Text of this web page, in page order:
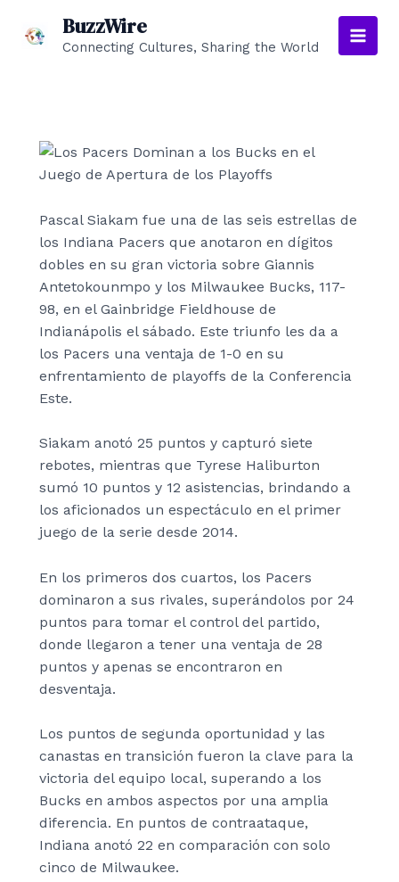
contenido
BuzzWire
Connecting Cultures, Sharing the World
Main
Pascal Siakam fue una de las seis estrellas de
los Indiana Pacers que anotaron en dígitos
dobles en su gran victoria sobre Giannis
Antetokounmpo y los Milwaukee Bucks, 117-
98, en el Gainbridge Fieldhouse de
Indianápolis el sábado. Este triunfo les da a
los Pacers una ventaja de 1-0 en su
enfrentamiento de playoffs de la Conferencia
Este.
Siakam anotó 25 puntos y capturó siete
rebotes, mientras que Tyrese Haliburton
sumó 10 puntos y 12 asistencias, brindando a
los aficionados un espectáculo en el primer
juego de la serie desde 2014.
En los primeros dos cuartos, los Pacers
dominaron a sus rivales, superándolos por 24
puntos para tomar el control del partido,
donde llegaron a tener una ventaja de 28
puntos y apenas se encontraron en
desventaja.
Los puntos de segunda oportunidad y las
canastas en transición fueron la clave para la
victoria del equipo local, superando a los
Bucks en ambos aspectos por una amplia
diferencia. En puntos de contraataque,
Indiana anotó 22 en comparación con solo
cinco de Milwaukee.